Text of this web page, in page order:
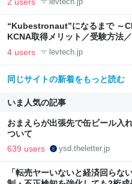
“Kubestronaut”になるまで ～
KCNA取得メリット／受験方法
LAB
4 users levtech.jp
同じサイトの新着をもっと読む
いま人気の記事
おまえらが出張先で缶ビール入
ついて
639 users ysd.theletter.jp
「転売ヤーいないと経済回ら